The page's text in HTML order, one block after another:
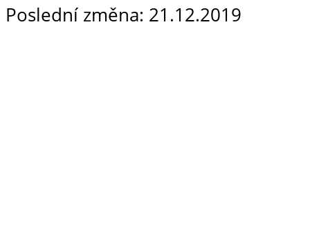
Poslední změna: 21.12.2019